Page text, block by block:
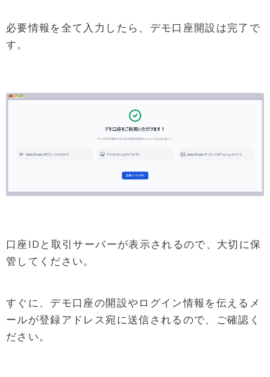
必要情報を全て入力したら、デモ口座開設は完了で
す。
口座IDと取引サーバーが表示されるので、大切に保
管してください。
すぐに、デモ口座の開設やログイン情報を伝えるメ
ールが登録アドレス宛に送信されるので、ご確認く
ださい。